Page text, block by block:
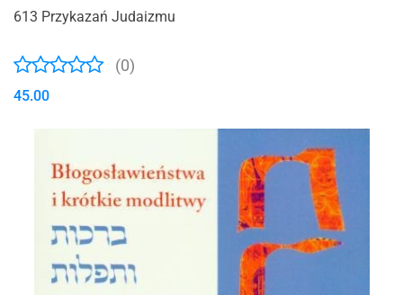
613 Przykazań Judaizmu
(0)
45.00